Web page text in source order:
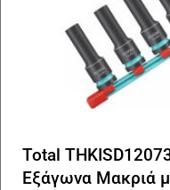
Total
Εξάγωνα Μακριά